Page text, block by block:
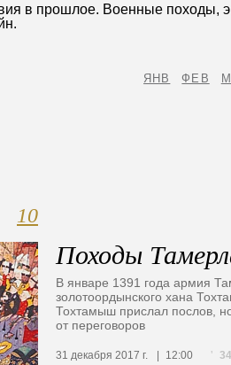
в прошлое. Военные походы,
ЯНВ ФЕВ
10
Походы
В январе 1391 года армия
золотоордынского хана
Тохтамыш прислал послов,
от переговоров
31 декабря 2017 г. 12:00